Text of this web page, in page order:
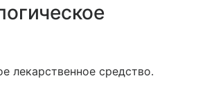
лекарственное средство.